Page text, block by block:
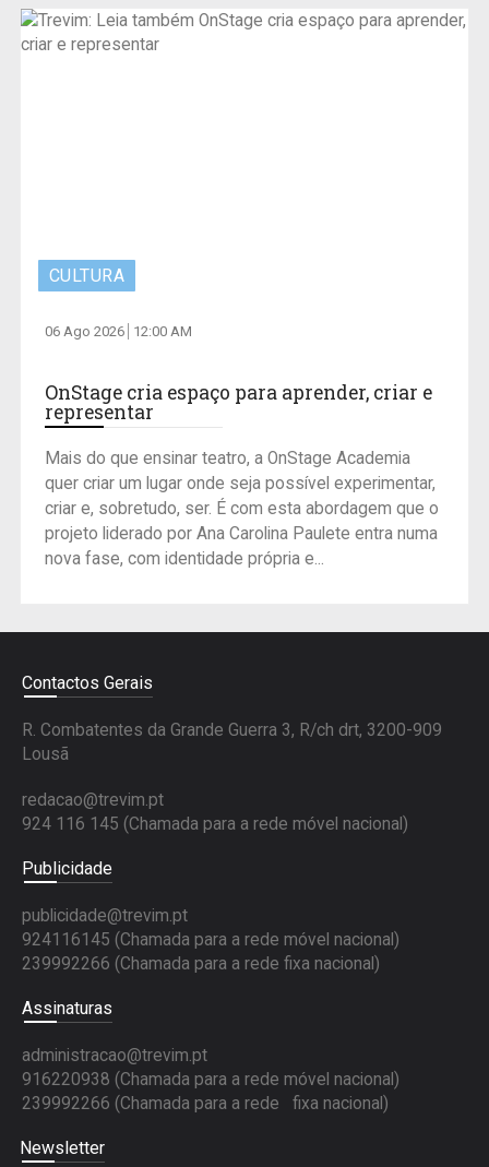
CULTURA
06 Ago 2026 12:00 AM
OnStage cria espaço para aprender, criar e
representar
Mais do que ensinar teatro, a OnStage Academia
quer criar um lugar onde seja possível experimentar,
criar e, sobretudo, ser. É com esta abordagem que o
projeto liderado por Ana Carolina Paulete entra numa
nova fase, com identidade própria e...
Contactos Gerais
R. Combatentes da Grande Guerra 3, R/ch drt, 3200-909
Lousã
redacao@trevim.pt
924 116 145 (Chamada para a rede móvel nacional)
Publicidade
publicidade@trevim.pt
924116145 (Chamada para a rede móvel nacional)
239992266 (Chamada para a rede fixa nacional)
Assinaturas
administracao@trevim.pt
916220938 (Chamada para a rede móvel nacional)
239992266 (Chamada para a rede fixa nacional)
Newsletter